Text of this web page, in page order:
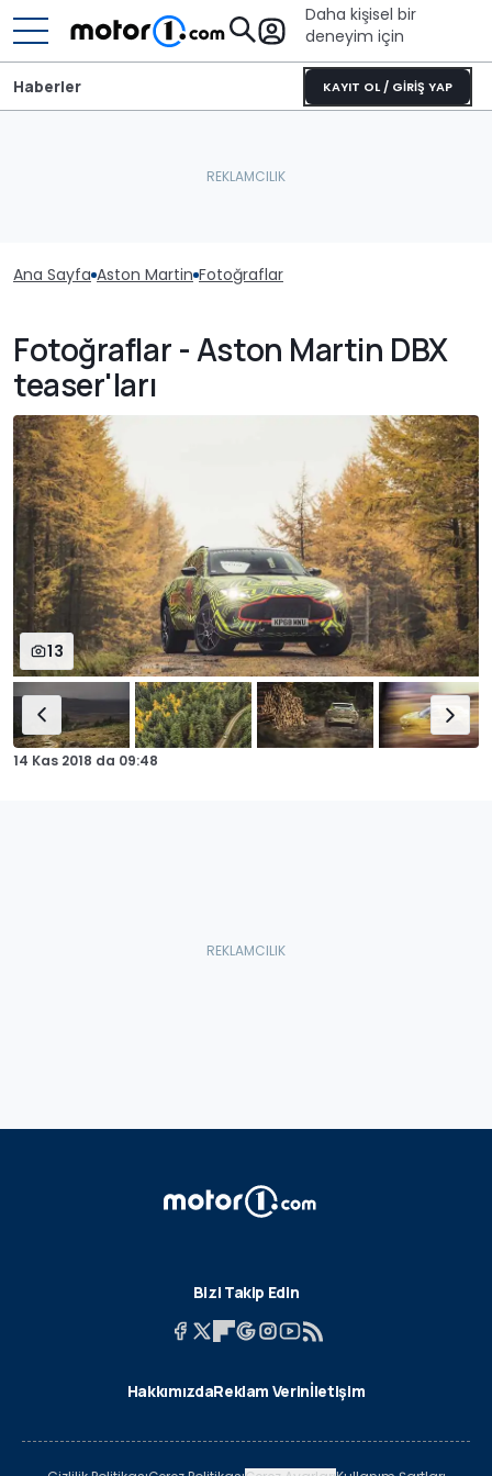
Daha kişisel bir
deneyim için
KAYIT OL / GİRİŞ YAP
Haberler
Ana Sayfa Aston Martin Fotoğraflar
Fotoğraflar - Aston Martin DBX
teaser'ları
13
14 Kas 2018 da 09:48
Bizi Takip Edin
HakkımızdaReklam Verinİletişim